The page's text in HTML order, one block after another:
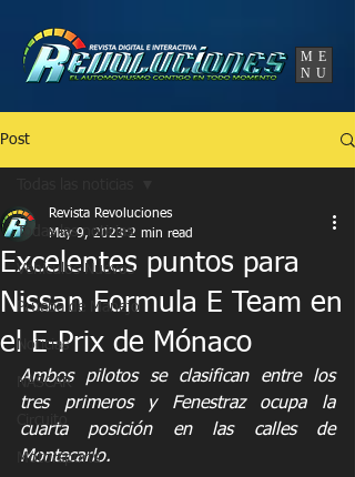
ME
NU
Post
Todas las noticias
Vehículos Nuevos
Prueba de Manejo
Noticias
NASCAR
Circuito
Motorsports
Excelentes puntos para
Nissan Formula E Team en
el E-Prix de Mónaco
Revista Revoluciones
May 9, 2023 2 min read
Ambos pilotos se clasifican entre los
tres primeros y Fenestraz ocupa la
cuarta posición en las calles de
Montecarlo.